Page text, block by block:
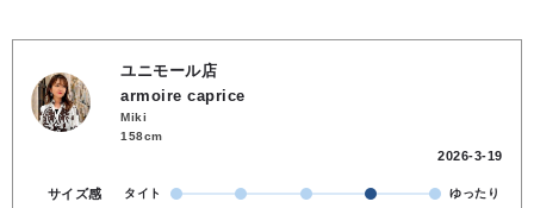
ユニモール店
armoire caprice
Miki
158cm
2026-3-19
サイズ感 タイト ゆったり